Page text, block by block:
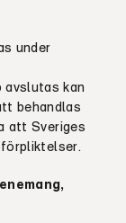
under
avslutas kan
behandlas
att Sveriges
.